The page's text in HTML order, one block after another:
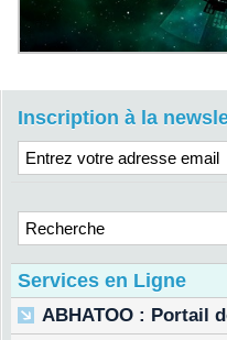
Inscription à la
Services en Ligne
ABHATOO : Portail